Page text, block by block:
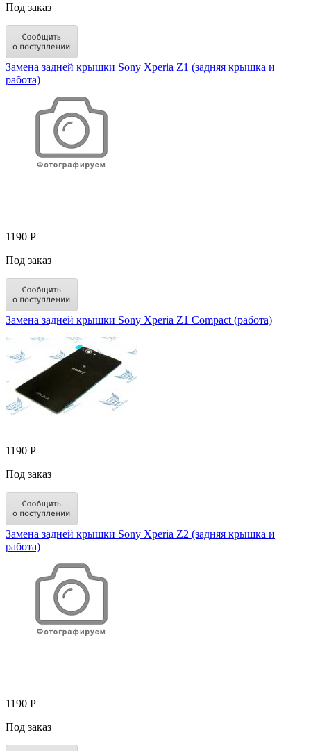
Под заказ
Замена задней крышки Sony Xperia Z1 (задняя крышка и
работа)
1190 Р
Под заказ
Замена задней крышки Sony Xperia Z1 Compact (работа)
1190 Р
Под заказ
Замена задней крышки Sony Xperia Z2 (задняя крышка и
работа)
1190 Р
Под заказ